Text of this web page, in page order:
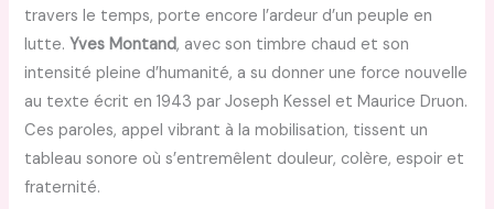
travers le temps, porte encore l’ardeur d’un peuple en
lutte.Yves Montand, avec son timbre chaud et son
intensité pleine d’humanité, a su donner une force nouvelle
au texte écrit en 1943 par Joseph Kessel et Maurice Druon.
Ces paroles, appel vibrant à la mobilisation, tissent un
tableau sonore où s’entremêlent douleur, colère, espoir et
fraternité.